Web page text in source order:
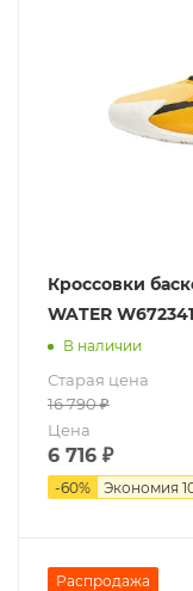
Кроссовки
WATER
В наличии
Старая цена
16 790₽
Цена
6 716 ₽
-60% Экономия
Распродажа